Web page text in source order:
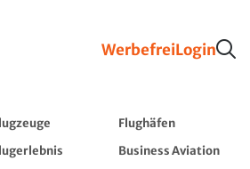
WerbefreiLogin
Flughäfen
Business Aviation